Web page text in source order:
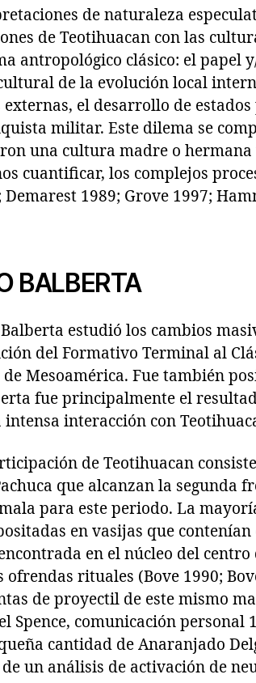
de naturaleza
de Teotihuacan con las
antropológico clásico: el papel
de la evolución local
el desarrollo de
militar. Este dilema se
una cultura madre o
cuantificar, los complejos
1989; Grove 1997;
BALBERTA
estudió los cambios
del Formativo Terminal al
Mesoamérica. Fue también
fue principalmente el
interacción con
de Teotihuacan
que alcanzan la segunda
para este periodo. La
en vasijas que contenían
en el núcleo del
ofrendas rituales (Bove 1990;
de proyectil de este mismo
Spence, comunicación personal
cantidad de Anaranjado
un análisis de activación de